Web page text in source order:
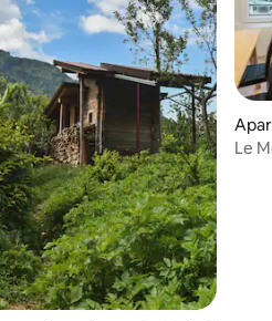
z 5, počet hodnotení: 36
Le